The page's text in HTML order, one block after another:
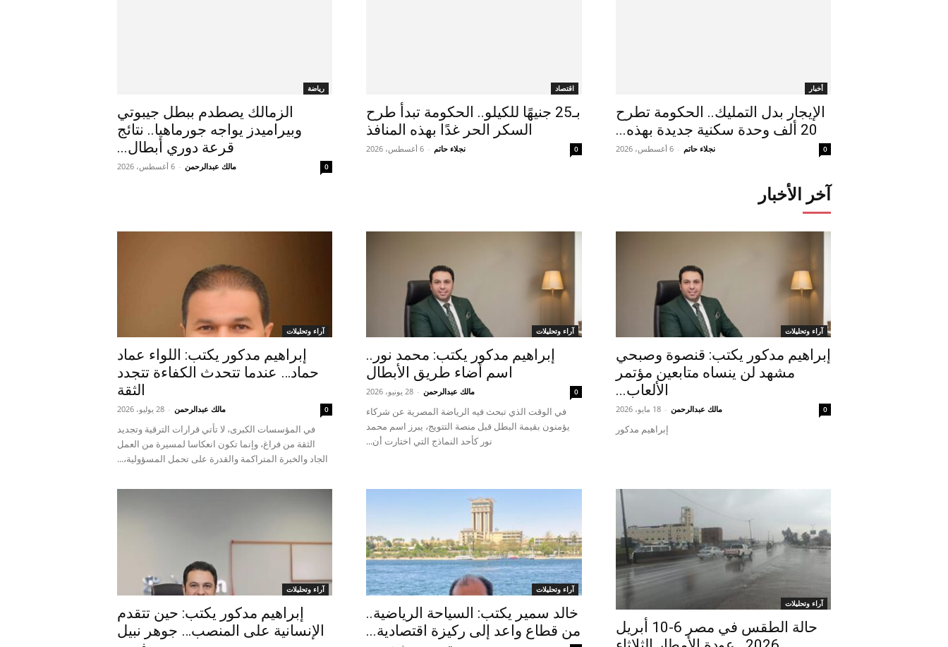
رياضة
الزمالك يصطدم ببطل جيبوتي
وبيراميدز يواجه جورماهيا.. نتائج
قرعة دوري أبطال...
مالك عبدالرحمن - 6 أغسطس، 2026 0
اقتصاد
بـ25 جنيهًا للكيلو.. الحكومة تبدأ طرح
السكر الحر غدًا بهذه المنافذ
نجلاء حاتم - 6 أغسطس، 2026 0
أخبار
الإيجار بدل التمليك.. الحكومة تطرح
20 ألف وحدة سكنية جديدة بهذه...
نجلاء حاتم - 6 أغسطس، 2026 0
آخر الأخبار
آراء وتحليلات
إبراهيم مدكور يكتب: اللواء عماد
حماد… عندما تتحدث الكفاءة تتجدد
الثقة
مالك عبدالرحمن - 28 يوليو، 2026 0
في المؤسسات الكبرى، لا تأتي قرارات الترقية وتجديد
الثقة من فراغ، وإنما تكون انعكاسا لمسيرة من العمل
الجاد والخبرة المتراكمة والقدرة على تحمل المسؤولية،...
آراء وتحليلات
إبراهيم مدكور يكتب: محمد نور..
اسم أضاء طريق الأبطال
مالك عبدالرحمن - 28 يونيو، 2026 0
في الوقت الذي تبحث فيه الرياضة المصرية عن شركاء
يؤمنون بقيمة البطل قبل منصة التتويج، يبرز اسم محمد
نور كأحد النماذج التي اختارت أن...
آراء وتحليلات
إبراهيم مدكور يكتب: قنصوة وصبحي
مشهد لن ينساه متابعين مؤتمر
الألعاب...
مالك عبدالرحمن - 18 مايو، 2026 0
إبراهيم مدكور
آراء وتحليلات
إبراهيم مدكور يكتب: حين تتقدم
الإنسانية على المنصب… جوهر نبيل
آراء وتحليلات
خالد سمير يكتب: السياحة الرياضية..
من قطاع واعد إلى ركيزة اقتصادية...
آراء وتحليلات
حالة الطقس في مصر 6-10 أبريل